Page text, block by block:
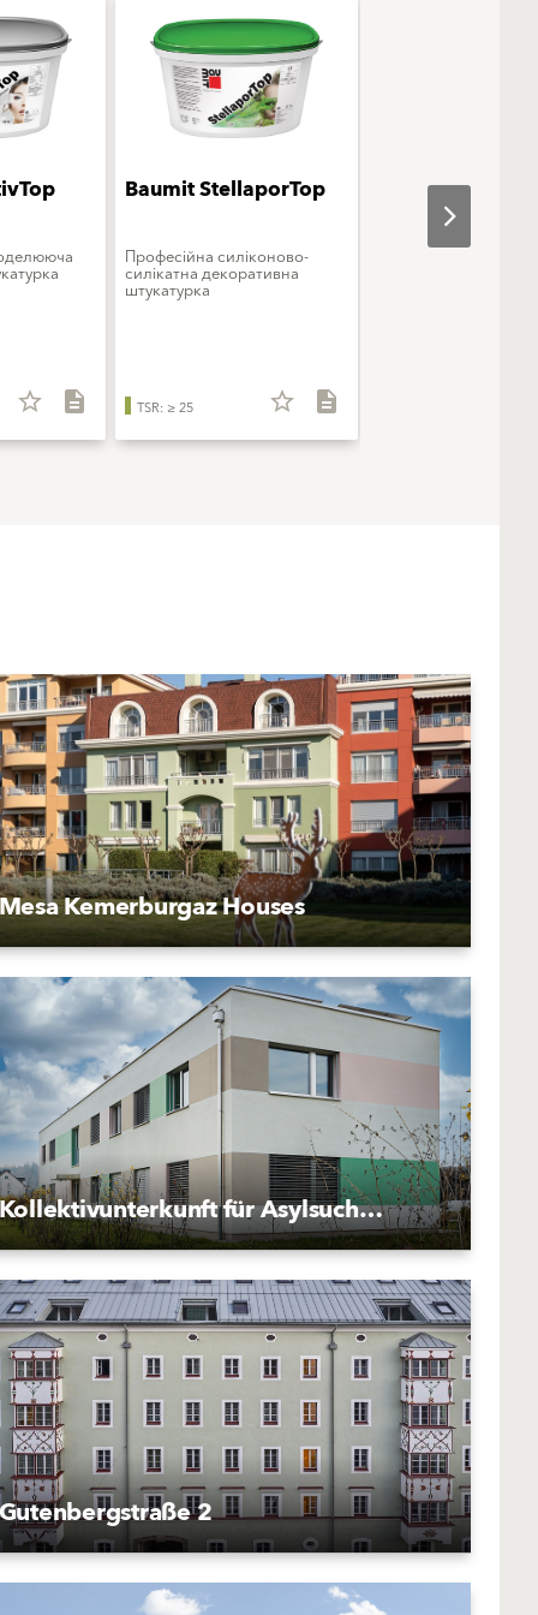
star_border description
Baumit StellaporTop
Професійна силіконово-
силікатна декоративна
штукатурка
TSR: ≥ 25 star_border description
Baumit
Kemerburgaz Houses
Kollektivunterkunft für Asylsuchende Rankstrasse
2